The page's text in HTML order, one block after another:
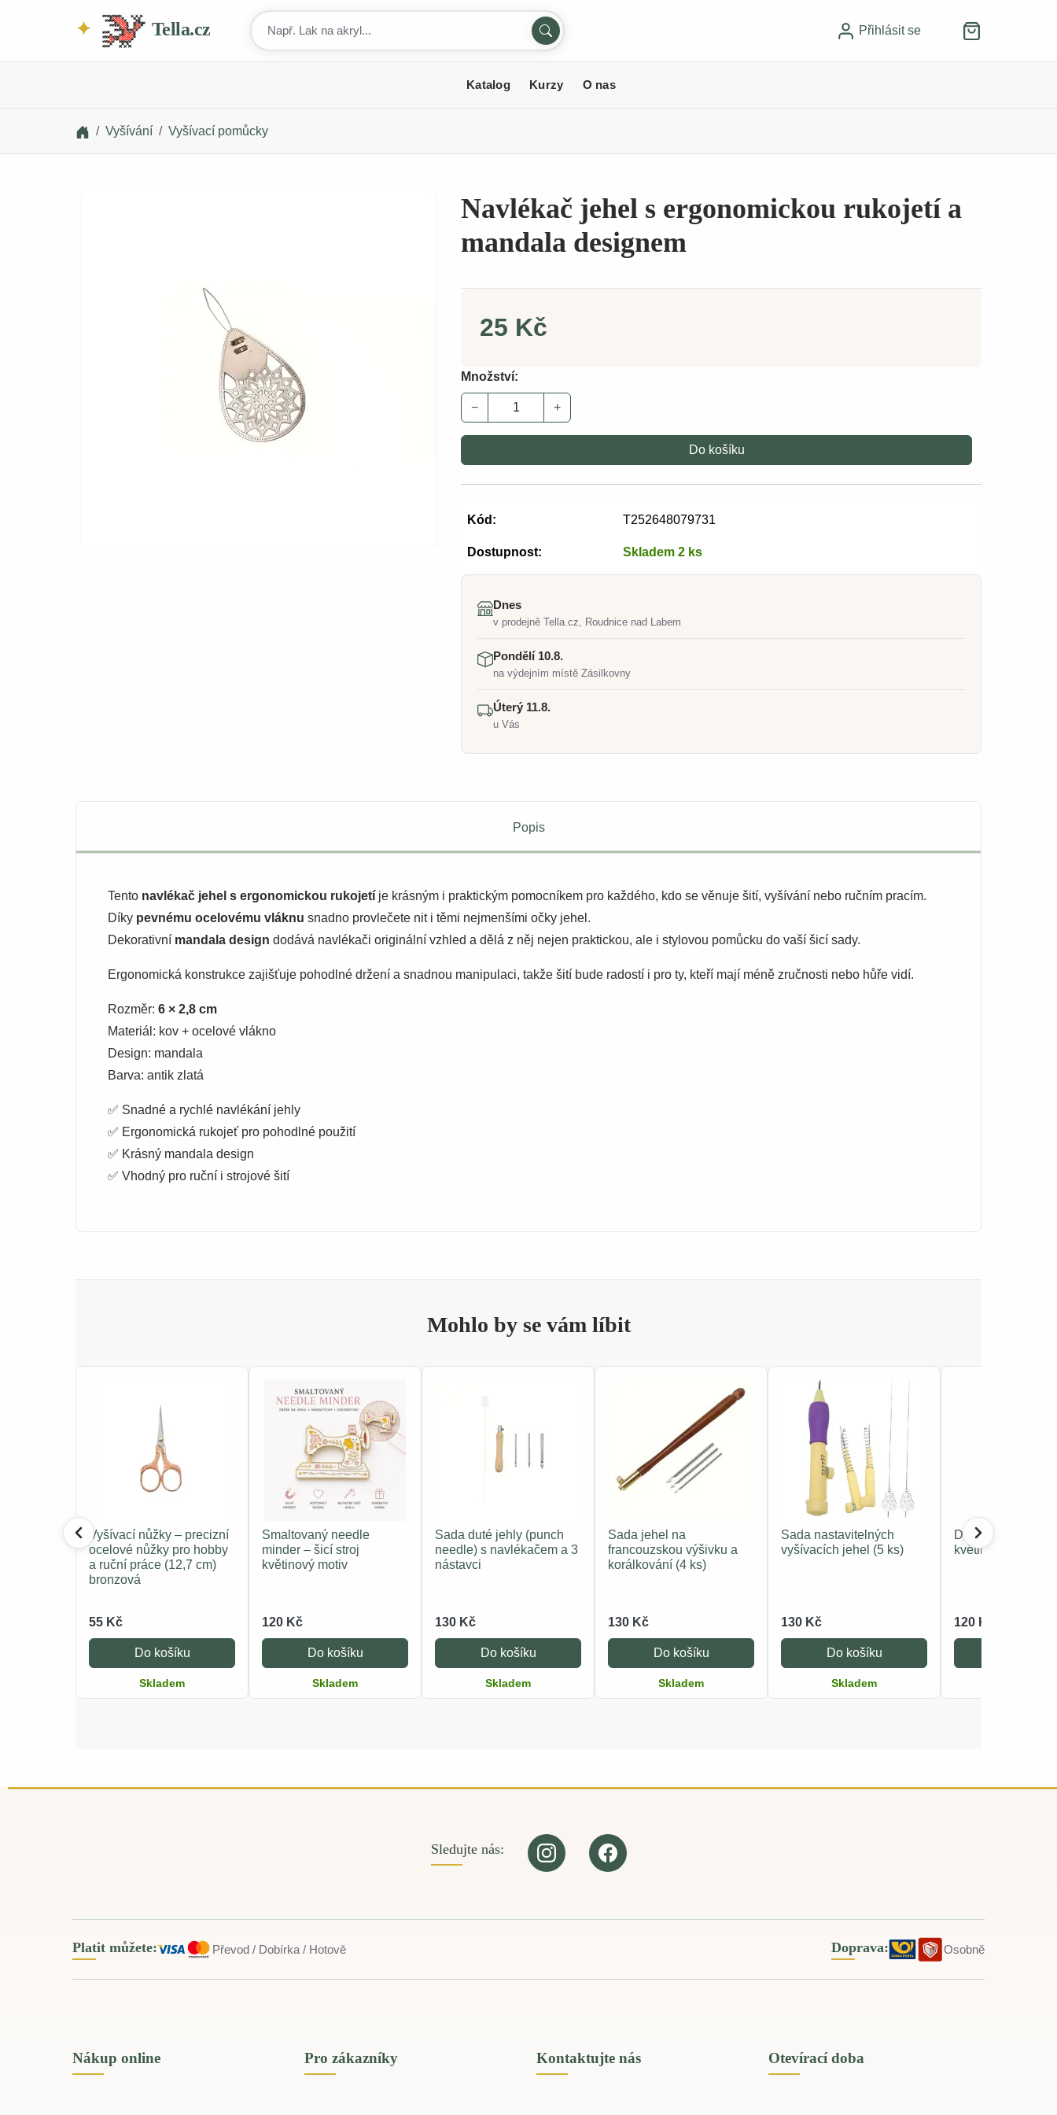
Tella.cz Přihlásit se
Katalog Kurzy O nas
Vyšívání Vyšívací pomůcky
Navlékač jehel s ergonomickou rukojetí a
mandala designem
25 Kč
Množství:
− +
Do košíku
Kód: T252648079731
Dostupnost: Skladem 2 ks
Dnes
v prodejně Tella.cz, Roudnice nad Labem
Pondělí 10.8.
na výdejním místě Zásilkovny
Úterý 11.8.
u Vás
Popis
Tento navlékač jehel s ergonomickou rukojetí je krásným i praktickým pomocníkem pro každého, kdo se věnuje šití, vyšívání nebo ručním pracím.
Díky pevnému ocelovému vláknu snadno provlečete nit i těmi nejmenšími očky jehel.
Dekorativní mandala design dodává navlékači originální vzhled a dělá z něj nejen praktickou, ale i stylovou pomůcku do vaší šicí sady.
Ergonomická konstrukce zajišťuje pohodlné držení a snadnou manipulaci, takže šití bude radostí i pro ty, kteří mají méně zručnosti nebo hůře vidí.
Rozměr: 6 × 2,8 cm
Materiál: kov + ocelové vlákno
Design: mandala
Barva: antik zlatá
✅ Snadné a rychlé navlékání jehly
✅ Ergonomická rukojeť pro pohodlné použití
✅ Krásný mandala design
✅ Vhodný pro ruční i strojové šití
Mohlo by se vám líbit
Vyšívací nůžky – precizní
ocelové nůžky pro hobby
a ruční práce (12,7 cm)
bronzová
55 Kč
Do košíku
Skladem
Smaltovaný needle
minder – šicí stroj
květinový motiv
120 Kč
Do košíku
Skladem
Sada duté jehly (punch
needle) s navlékačem a 3
nástavci
130 Kč
Do košíku
Skladem
Sada jehel na
francouzskou výšivku a
korálkování (4 ks)
130 Kč
Do košíku
Skladem
Sada nastavitelných
vyšívacích jehel (5 ks)
130 Kč
Do košíku
Skladem
Držák na jehly –
květinový motiv
120 Kč
Sledujte nás:
Platit můžete: Převod / Dobírka / Hotově Doprava: Osobně
Nákup online Pro zákazníky Kontaktujte nás Otevírací doba